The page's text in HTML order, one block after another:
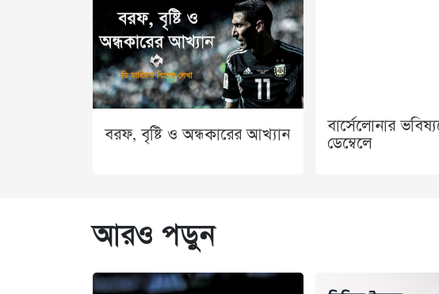
বরফ, বৃষ্টি ও অন্ধকারের আখ্যান
বার্সেলোনার
ডেম্বেলে
আরও পড়ুন